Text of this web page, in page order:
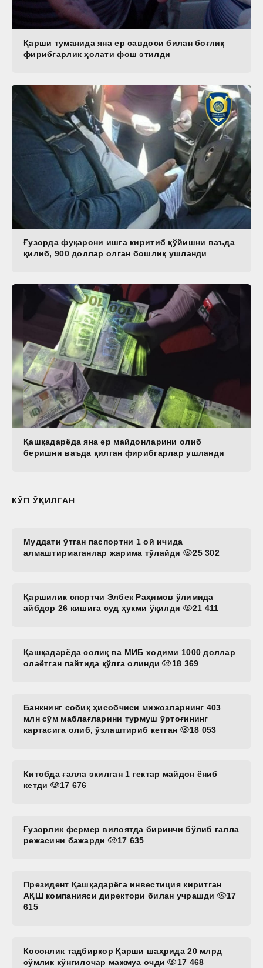
Қарши туманида яна ер савдоси билан боғлиқ
фирибгарлик ҳолати фош этилди
Ғузорда фуқарони ишга киритиб қўйишни ваъда
қилиб, 900 доллар олган бошлиқ ушланди
Қашқадарёда яна ер майдонларини олиб
беришни ваъда қилган фирибгарлар ушланди
КЎП ЎҚИЛГАН
Муддати ўтган паспортни 1 ой ичида
алмаштирмаганлар жарима тўлайди
25 302
Қаршилик спортчи Элбек Раҳимов ўлимида
айбдор 26 кишига суд ҳукми ўқилди
21 411
Қашқадарёда солиқ ва МИБ ходими 1000 доллар
олаётган пайтида қўлга олинди
18 369
Банкнинг собиқ ҳисобчиси мижозларнинг 403
млн сўм маблағларини турмуш ўртоғининг
картасига олиб, ўзлаштириб кетган
18 053
Китобда ғалла экилган 1 гектар майдон ёниб
кетди
17 676
Ғузорлик фермер вилоятда биринчи бўлиб ғалла
режасини бажарди
17 635
Президент Қашқадарёга инвестиция киритган
АҚШ компанияси директори билан учрашди
17
615
Косонлик тадбиркор Қарши шаҳрида 20 млрд
сўмлик кўнгилочар мажмуа очди
17 468